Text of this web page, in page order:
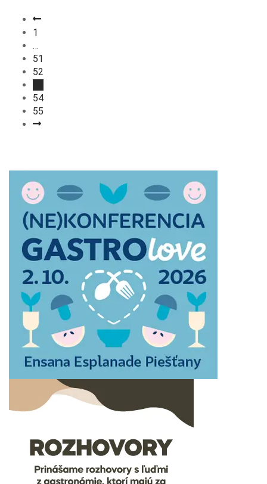
1
…
51
52
54
55